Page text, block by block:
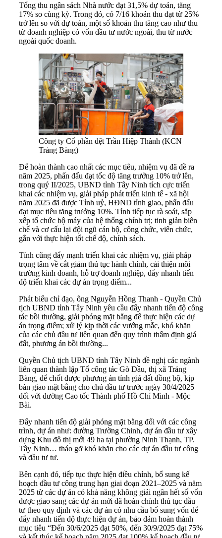
Tổng thu ngân sách Nhà nước đạt 31,5% dự toán, tăng
17% so cùng kỳ. Trong đó, có 7/16 khoản thu đạt từ 25%
trở lên so với dự toán, một số khoản thu tăng cao như thu
từ doanh nghiệp có vốn đầu tư nước ngoài, thu từ nước
ngoài quốc doanh.
Công ty Cổ phần dệt Trần Hiệp Thành (KCN
Trảng Bàng)
Để hoàn thành cao nhất các mục tiêu, nhiệm vụ đã đề ra
năm 2025, phấn đấu đạt tốc độ tăng trưởng 10% trở lên,
trong quý II/2025, UBND tỉnh Tây Ninh tích cực triển
khai các nhiệm vụ, giải pháp phát triển kinh tế - xã hội
năm 2025 đã được Tỉnh uỷ, HĐND tỉnh giao, phấn đấu
đạt mục tiêu tăng trưởng 10%. Tỉnh tiếp tục rà soát, sắp
xếp tổ chức bộ máy của hệ thống chính trị; tinh giản biên
chế và cơ cấu lại đội ngũ cán bộ, công chức, viên chức,
gắn với thực hiện tốt chế độ, chính sách.
Tỉnh cũng đẩy mạnh triển khai các nhiệm vụ, giải pháp
trọng tâm về cắt giảm thủ tục hành chính, cải thiện môi
trường kinh doanh, hỗ trợ doanh nghiệp, đẩy nhanh tiến
độ triển khai các dự án trọng điểm...
Phát biểu chỉ đạo, ông Nguyễn Hồng Thanh - Quyền Chủ
tịch UBND tỉnh Tây Ninh yêu cầu đẩy nhanh tiến độ công
tác bồi thường, giải phóng mặt bằng để thực hiện các dự
án trọng điểm; xử lý kịp thời các vướng mắc, khó khăn
của các chủ đầu tư liên quan đến quy trình thẩm định giá
đất, phương án bồi thường...
Quyền Chủ tịch UBND tỉnh Tây Ninh đề nghị các ngành
liên quan thành lập Tổ công tác Gò Dầu, thị xã Trảng
Bàng, để chốt được phương án tính giá đất đồng bộ, kịp
bàn giao mặt bằng cho chủ đầu tư trước ngày 30/4/2025
đối với đường Cao tốc Thành phố Hồ Chí Minh - Mộc
Bài.
Đẩy nhanh tiến độ giải phóng mặt bằng đối với các công
trình, dự án như: đường Trường Chinh, dự án đầu tư xây
dựng Khu đô thị mới 49 ha tại phường Ninh Thạnh, TP.
Tây Ninh… tháo gỡ khó khăn cho các dự án đầu tư công
và đầu tư tư.
Bên cạnh đó, tiếp tục thực hiện điều chỉnh, bổ sung kế
hoạch đầu tư công trung hạn giai đoạn 2021–2025 và năm
2025 từ các dự án có khả năng không giải ngân hết số vốn
được giao sang các dự án mới đã hoàn chỉnh thủ tục đầu
tư theo quy định và các dự án có nhu cầu bổ sung vốn để
đẩy nhanh tiến độ thực hiện dự án, bảo đảm hoàn thành
mục tiêu “Đến 30/6/2025 đạt 50%, đến 30/9/2025 đạt 75%